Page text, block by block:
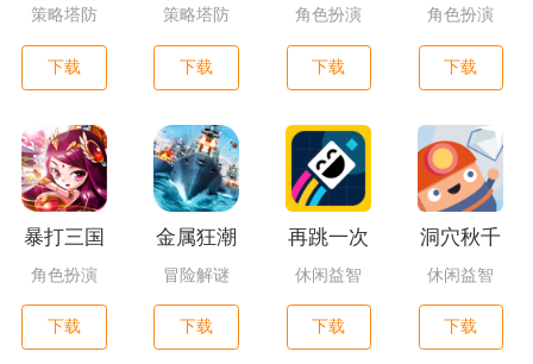
策略塔防
下载
策略塔防
下载
角色扮演
下载
角色扮演
下载
暴打三国
角色扮演
下载
金属狂潮
冒险解谜
下载
再跳一次
休闲益智
下载
洞穴秋千
休闲益智
下载